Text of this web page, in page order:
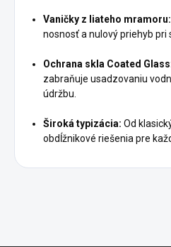
Vaničky z liateho mramoru:
nosnosť a nulový priehyb pri
Ochrana skla Coated
zabraňuje usadzovaniu
údržbu.
Široká typizácia: Od
obdĺžnikové riešenia pre